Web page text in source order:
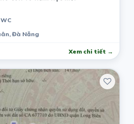
WC
Đà Nẵng
Xem chi tiết →